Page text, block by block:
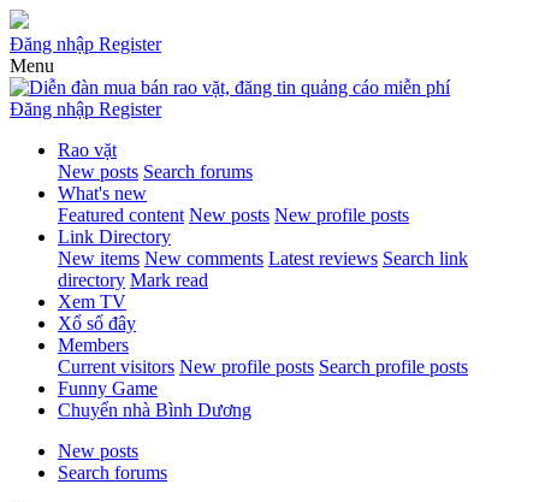
Đăng nhập Register
Menu
Đăng nhập Register
Rao vặt
New posts Search forums
What's new
Featured content New posts New profile posts
Link Directory
New items New comments Latest reviews Search link
directory Mark read
Xem TV
Xổ số đây
Members
Current visitors New profile posts Search profile posts
Funny Game
Chuyển nhà Bình Dương
New posts
Search forums